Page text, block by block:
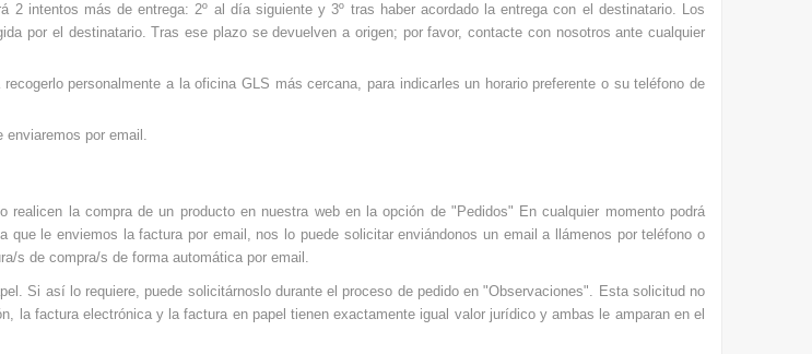
intentos más de entrega: 2º al día siguiente y 3º tras haber acordado la entrega con el destinatario. Los
por el destinatario. Tras ese plazo se devuelven a origen; por favor, contacte con nosotros ante cualquier
personalmente a la oficina GLS más cercana, para indicarles un horario preferente o su teléfono de
enviaremos por email.
la compra de un producto en nuestra web en la opción de "Pedidos" En cualquier momento podrá
le enviemos la factura por email, nos lo puede solicitar enviándonos un email a llámenos por teléfono o
s de compra/s de forma automática por email.
Si así lo requiere, puede solicitárnoslo durante el proceso de pedido en "Observaciones". Esta solicitud no
la factura electrónica y la factura en papel tienen exactamente igual valor jurídico y ambas le amparan en el